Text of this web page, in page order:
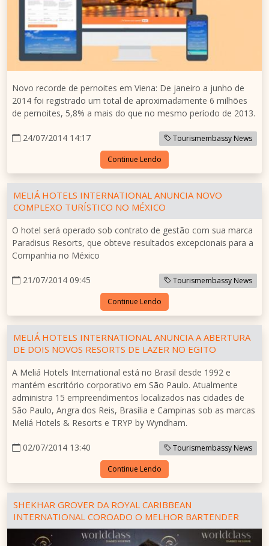
Novo recorde de pernoites em Viena: De janeiro a junho de
2014 foi registrado um total de aproximadamente 6 milhões
de pernoites, 5,8% a mais do que no mesmo período de 2013.
24/07/2014 14:17 Tourismembassy News
Continue Lendo
MELIÁ HOTELS INTERNATIONAL ANUNCIA NOVO
COMPLEXO TURÍSTICO NO MÉXICO
O hotel será operado sob contrato de gestão com sua marca
Paradisus Resorts, que obteve resultados excepcionais para a
Companhia no México
21/07/2014 09:45 Tourismembassy News
Continue Lendo
MELIÁ HOTELS INTERNATIONAL ANUNCIA A ABERTURA
DE DOIS NOVOS RESORTS DE LAZER NO EGITO
A Meliá Hotels International está no Brasil desde 1992 e
mantém escritório corporativo em São Paulo. Atualmente
administra 15 empreendimentos localizados nas cidades de
São Paulo, Angra dos Reis, Brasília e Campinas sob as marcas
Meliá Hotels & Resorts e TRYP by Wyndham.
02/07/2014 13:40 Tourismembassy News
Continue Lendo
SHEKHAR GROVER DA ROYAL CARIBBEAN
INTERNATIONAL COROADO O MELHOR BARTENDER